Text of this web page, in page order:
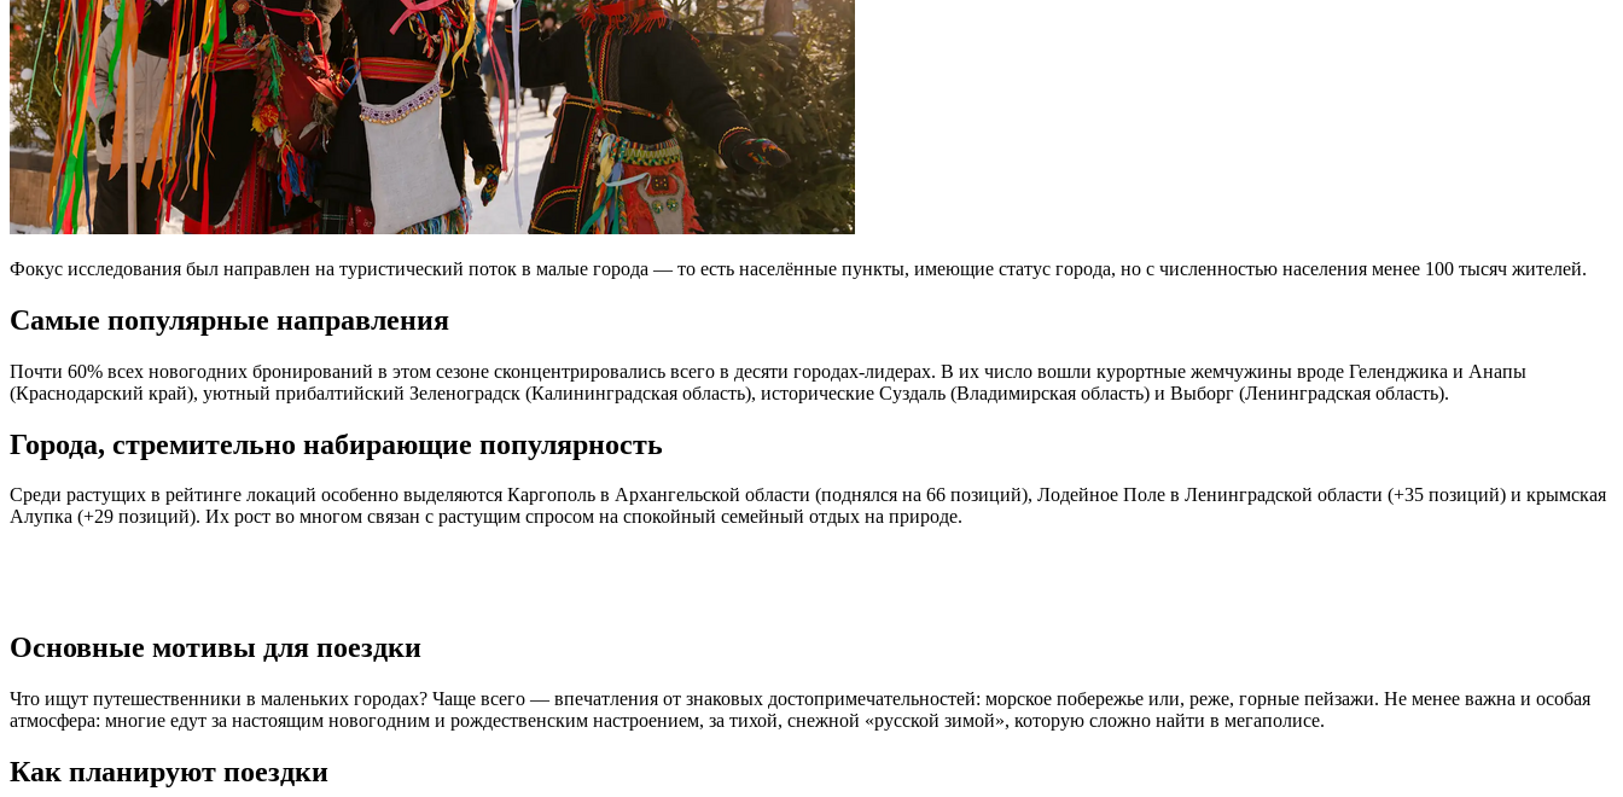
Фокус исследования был направлен на туристический поток в малые города — то есть населённые пункты, имеющие статус города, но с численностью населения менее 100 тысяч жителей.
Самые популярные направления
Почти 60% всех новогодних бронирований в этом сезоне сконцентрировались всего в десяти городах-лидерах. В их число вошли курортные жемчужины вроде Геленджика и Анапы
(Краснодарский край), уютный прибалтийский Зеленоградск (Калининградская область), исторические Суздаль (Владимирская область) и Выборг (Ленинградская область).
Города, стремительно набирающие популярность
Среди растущих в рейтинге локаций особенно выделяются Каргополь в Архангельской области (поднялся на 66 позиций), Лодейное Поле в Ленинградской области (+35 позиций) и крымская
Алупка (+29 позиций). Их рост во многом связан с растущим спросом на спокойный семейный отдых на природе.
Основные мотивы для поездки
Что ищут путешественники в маленьких городах? Чаще всего — впечатления от знаковых достопримечательностей: морское побережье или, реже, горные пейзажи. Не менее важна и особая
атмосфера: многие едут за настоящим новогодним и рождественским настроением, за тихой, снежной «русской зимой», которую сложно найти в мегаполисе.
Как планируют поездки